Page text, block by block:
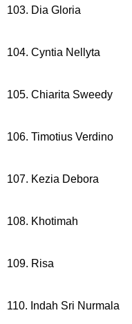
103. Dia Gloria
104. Cyntia Nellyta
105. Chiarita Sweedy
106. Timotius Verdino
107. Kezia Debora
108. Khotimah
109. Risa
110. Indah Sri Nurmala